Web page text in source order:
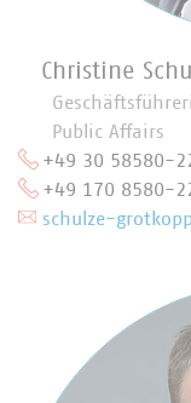
Christine
Public Affairs
+49 30 58580-
+49 170 8580-
schulze-